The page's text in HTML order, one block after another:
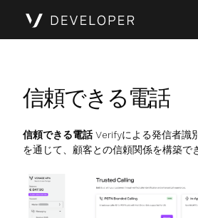
信頼できる電話
信頼できる電話Verifyによる発信者識
を通じて、顧客との信頼関係を構築で